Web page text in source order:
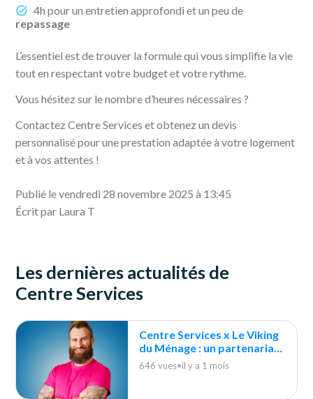
4h pour un entretien approfondi et un peu de
repassage
L’essentiel est de trouver la formule qui vous simplifie la vie
tout en respectant votre budget et votre rythme.
Vous hésitez sur le nombre d’heures nécessaires ?
Contactez Centre Services et obtenez un devis
personnalisé pour une prestation adaptée à votre logement
et à vos attentes !
Publié le vendredi 28 novembre 2025 à 13:45
Écrit par Laura T
Les dernières actualités de
Centre Services
Centre Services x Le Viking
du Ménage : un partenariat
durable
646 vues•il y a 1 mois